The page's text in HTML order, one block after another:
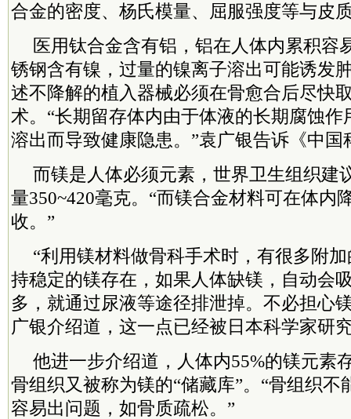
合金的密度、杨氏模量、屈服强度等与皮
医用钛合金含有铝，铝在人体内累积容
锈钢含有镍，过量的镍离子溶出可能诱发
述不降解的植入器械必须在骨愈合后尽快
术。“长期留存体内由于体液的长期腐蚀
溶出而导致健康隐患。”袁广银告诉《中国
而镁是人体必须元素，世界卫生组织建
量350~420毫克。“而镁合金材料可在体内
收。”
“利用镁材料做骨科手术时，有很多附
持稳定的镁存在，如果人体缺镁，自动会
多，就通过尿液等途径排泄掉。不必担心
广银介绍道，这一点已经被日本科学家研
他进一步介绍道，人体内55%的镁元素
骨组织又被称为镁的“储藏库”。“骨组织不
容易出问题，如骨质疏松。”